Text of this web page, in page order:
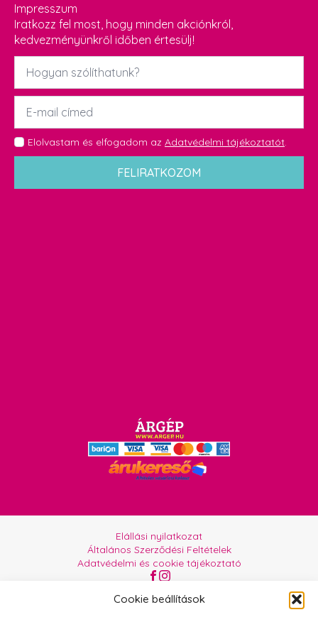
Cookie beállítások
Impresszum
Iratkozz fel most, hogy minden akciónkról,
kedvezményünkről időben értesülj!
Név
Email
GDPR
*
Elolvastam és elfogadom az Adatvédelmi tájékoztatót
FELIRATKOZOM
Elállási nyilatkozat
Általános Szerződési Feltételek
Adatvédelmi és cookie tájékoztató